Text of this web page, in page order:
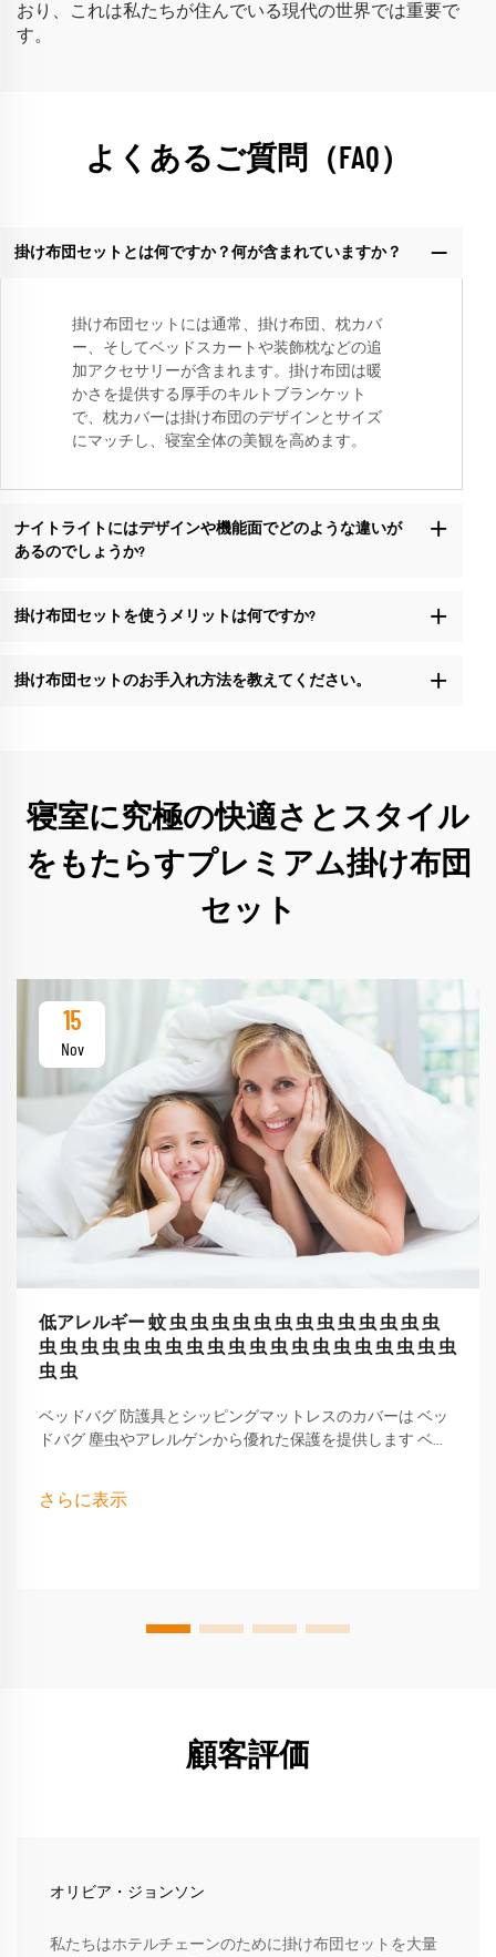
おり、これは私たちが住んでいる現代の世界では重要で
す。
よくあるご質問（FAQ）
掛け布団セットとは何ですか？何が含まれていますか？
掛け布団セットには通常、掛け布団、枕カバ
ー、そしてベッドスカートや装飾枕などの追
加アクセサリーが含まれます。掛け布団は暖
かさを提供する厚手のキルトブランケット
で、枕カバーは掛け布団のデザインとサイズ
にマッチし、寝室全体の美観を高めます。
ナイトライトにはデザインや機能面でどのような違いが
あるのでしょうか?
掛け布団セットを使うメリットは何ですか?
掛け布団セットのお手入れ方法を教えてください。
寝室に究極の快適さとスタイル
をもたらすプレミアム掛け布団
セット
15
Nov
低アレルギー 蚊 虫 虫 虫 虫 虫 虫 虫 虫 虫 虫 虫 虫 虫
虫 虫 虫 虫 虫 虫 虫 虫 虫 虫 虫 虫 虫 虫 虫 虫 虫 虫 虫 虫
虫 虫
ベッドバグ 防護具とシッピングマットレスのカバーは ベッ
ドバグ 塵虫やアレルゲンから優れた保護を提供します ベッ
さらに表示
顧客評価
オリビア・ジョンソン
私たちはホテルチェーンのために掛け布団セットを大量